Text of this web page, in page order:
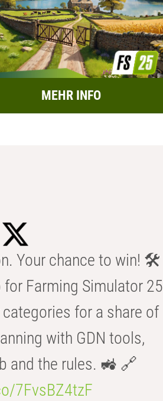
MEHR INFO
Your chance to win! 🛠️
Farming Simulator 25
for a share of
with GDN tools,
and the rules. 🚜 🔗
7FvsBZ4tzF